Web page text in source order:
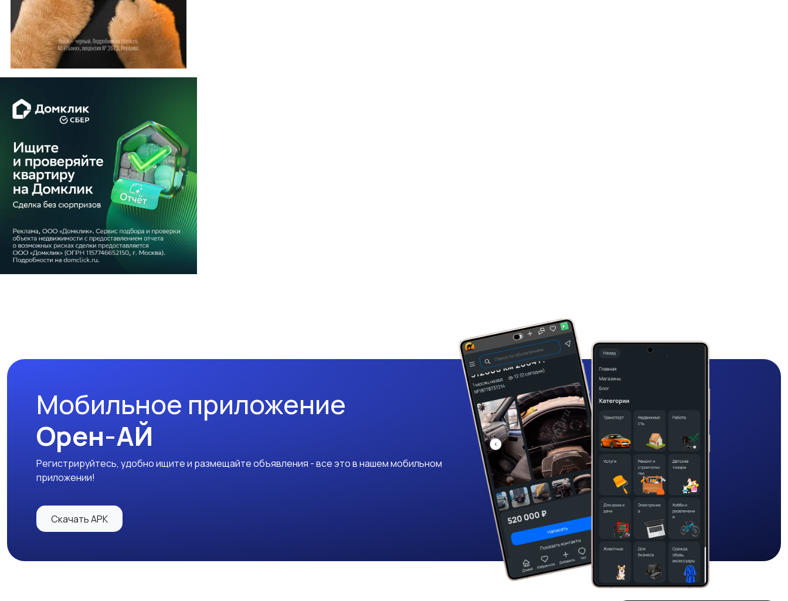
Мобильное приложение
Орен-АЙ
Регистрируйтесь, удобно ищите и размещайте объявления - все это в нашем мобильном
приложении!
Скачать APK